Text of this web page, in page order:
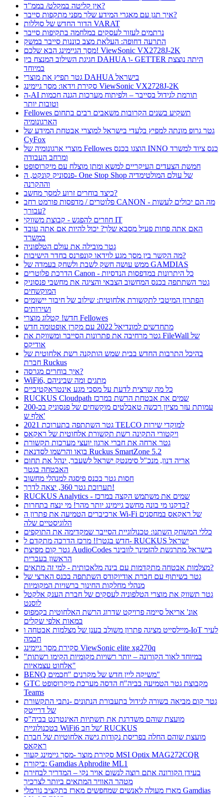
אין קליטה במקלט/ בממ"ד?
איך תגן עם מאגרי המידע שלך מפני מתקפות סייבר?
הדור החדש של סוללות VARAT
נרתמים לעזור לעסקים במלחמה בתקיפות סייבר
התרעה דחופה: העלאת מצב כוננות סייבר במשק
מסך הגיימינג הבא שלכם! ViewSonic VX2728J-2K
חגיגת השילוב המנצח בין DAHUA ו- GETTER היתה נוצצת
במיוחד
גטר תפיץ את מוצרי DAHUA בישראל
סקירת וידאו: מסך גיימינג ViewSonic VX2728J-2K
ה-AI תורמת לגידול בסייבר – ולפיתוח מערכות הגנה חכמות
וטובות יותר
Fellowes תשקיע בשנים הקרובות משאבים רבים בתחום
הארגונומיה
גטר גרופ מונתה למפיץ בלעדי בישראל למוצרי אבטחת המידע של
CyFox
מוצרי ארגונומיה של Fellowes הוצגו בכנס INNO כנס ציוד למשרד
ומרחב העבודה
חמשת הצעדים העיקריים למשא ומתן מוצלח עם מיקרוסופט
פנסוניק קונקט, ה- One Stop Shop של עולם המולטימדיה
וההקרנה
כיצד בוחרים זרוע למסך מחשב?
פלוטרים / מדפסות פורמט רחב CANON - מה הם יכולים לעשות
עבורך?
חוזרים להפגש - קבוצת משווקי IT
האם אתה פחות פעיל מסבא שלך? יכול להיות אם אתה עובד
במשרד
גטר מובילה את עולם הטלפוניה
מה הקשר בין מסך מגע לוידאו קונפרנס בחדר הישיבות?
ממש עושה חשק לשבת ולשחק בעמדה של GAMDIAS
הדרכת פלוטרים Canon - כל היתרונות במדפסות הנדסיות
גטר השתתפה בכנס המחשוב הצבאי והציגה את מחשבי פנסוניק
המוקשחים
הפתרון המיטבי לתקשורת אלחוטית: שילוב של חיבור יישומים
ושירותים
חדש! קטלוג מוצרי Fellowes
מתחדשים למונדיאל 2022 עם מקרן אופטומה חדש
גטר מרחיבה את פתרונות הסייבר ומשווקת את FileWall של
אודיקס
בהיכל התרבות החדש בבית שמש הותקנה רשת אלחוטית של
חברת Ruckus
איך בוחרים מגרסה?
WiFi6, מתגים ומה שביניהם
כל מה שרצית לדעת על מסכי מגע אינטראקטיביים
RUCKUS Cloudpath שמים את אבטחת הרשת במרכז
עמותת עזר מציון רכשה טאבלטים מוקשחים של פנסוניק בכ-200
אלף ש'
גטר השתתפה בתערוכת 2021 TELCO למוקדי שירות
ויקטורי התקינה רשת תקשורת אלחוטית של ראקאס
גטר ארחה את חברי ארגון יועצי מערכות תקשורת
בואו והרשמו לסדנאת Ruckus SmartZone 5.2
אריה דנון, מנכ"ל סימנטק ישראל לשעבר, ינהל את תחום
האבטחה בגטר
חסות גטר בכנס פיסגה למנהלי מחשוב
תערוכת גטר 360, יצאה לדרך!
RUCKUS Analytics - שמים את משתמש הקצה במרכז
בדקנו מי בונה מחשב גיימינג יותר מהר! מי ינצח בתחרות?
ארכיברים הטמיעה את פתרון ה Wi-Fi של ראקאס במחסנים
הלוגיסטיים שלה
כללי המשחק השתנו: טכנולוגיית הסייבר שמקדימה את התוקפים
חדש בגטר!! מרכז הדרכה מתקדם ל- RUCKUS ישראל
גטר קום מפיצת AudioCodes בישראל מתרגשת להזמינך לוובינר
הראשון בעברית
מצלמות אבטחה מתקדמות עם בינה מלאכותית - למי זה מתאים?
גטר בשיתוף עם חברת אודיוקודס השתתפה בכנס הארצי של
מנהלי מחלקות החינוך ברשויות המקומיות
גטר תשווק את מוצרי הטלפוניה לעסקים של חברת הענק אלקטל
לוסנט
אונ' אריאל סיימה פרויקט שדרוג הרשת האלחוטית בקמפוס
במאות אלפי שקלים
מיילסייט מציגה פתרון משולב בענן של מצלמות אבטחה ו-IoT לעיר
חכמה
סקירת מסך גיימינג ViewSonic elite xg270q
"במיוחד לאור הקורונה – יותר רשויות מקומיות הקימו רשתות
אלחוט עצמאיות"
BENQ משיקה ליין חדש של מקרנים "חכמים"
GTC מקבוצת גטר הטמיעה בביה"ח הדסה מערכת מיקרוסופט
Teams
גטר קום מביאה בשורה לגידול בתעבורת הנתונים -נתבי התקשורת
של דרייטק
מועצת שוהם משדרגת את תשתיות האינטרנט בביה"ס
בטכנולוגיית WiFi6 של חב' RUCKUS
מועצת שוהם החלה בפריסת נקודות גישה אלחוטיות של חברת
ראקאס
סקירת מוצר -מסך גיימינג קעור MSI Optix MAG272CQR
ביקורת: Gamdias Aphrodite ML1
בעידן הקורונה אתם רוצה לנשום אויר נקי – המדריך לבחירת
מטהר האוויר המתאים ביותר לצרכיך
מארז מעולה לאנשים שמחפשים מארז בתקציב נורמלי Gamdias